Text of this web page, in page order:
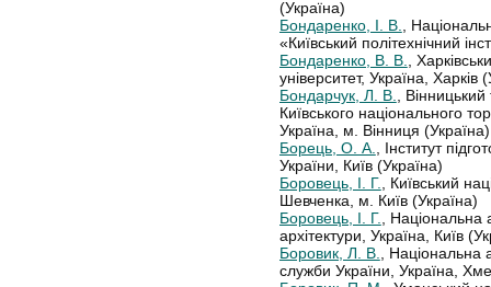
(Україна)
Бондаренко, І. В.,
«Київський політехнічний
Бондаренко, В. В.,
університет, Україна, Харків
Бондарчук, Л. В., Вінницький
Київського національного
Україна, м. Вінниця (Україна)
Борець, О. А., Інститут
України, Київ (Україна)
Боровець, І. Г., Київський
Шевченка, м. Київ (Україна)
Боровець, І. Г., Національна
архітектури, Україна, Київ
Боровик, Л. В., Національна
служби України, Україна,